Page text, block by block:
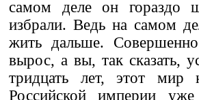
самом деле он
избрали. Ведь на самом
жить дальше.
вырос, а вы, так сказать,
тридцать лет, этот мир
Российской империи